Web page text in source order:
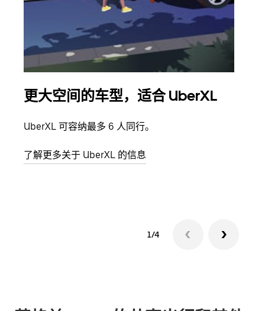
更大空间的车型，适合 UberXL
UberXL 可容纳最多 6 人同行。
了解更多关于 UberXL 的信息
1/4